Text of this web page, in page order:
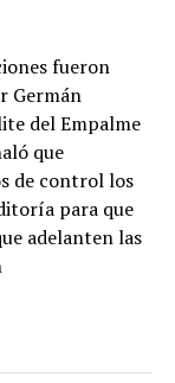
fueron
Germán
del Empalme
que
de control los
para que
adelanten las